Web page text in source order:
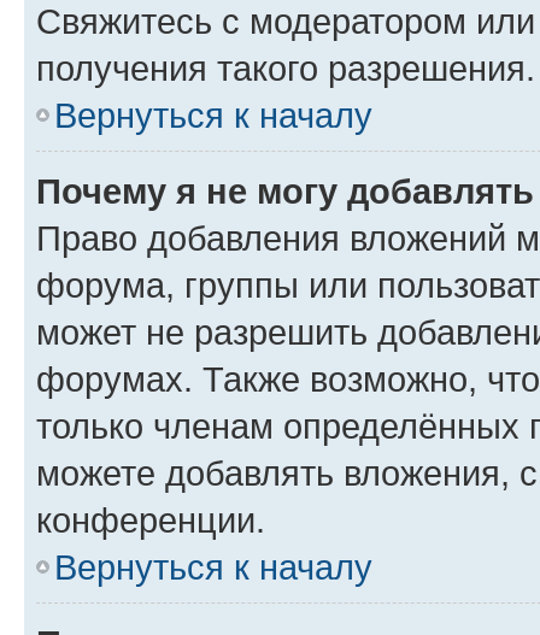
Свяжитесь с модератором
получения такого разрешения.
Вернуться к началу
Почему я не могу
Право добавления вложений
форума, группы или
может не разрешить
форумах. Также возможно,
только членам определённых
можете добавлять вложения,
конференции.
Вернуться к началу